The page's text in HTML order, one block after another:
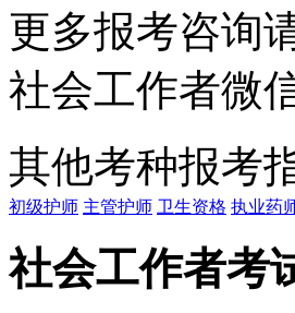
更多报考咨询
社会工作者微
其他考种报考
初级护师 主管护师 卫生资格 执业药
社会工作者考